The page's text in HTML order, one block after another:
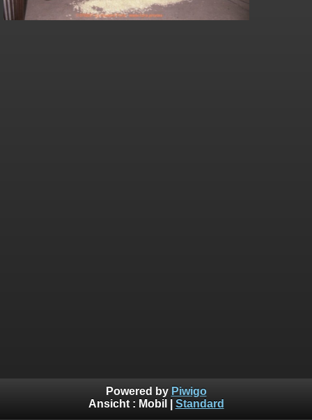
Powered by Piwigo
Ansicht : Mobil Standard